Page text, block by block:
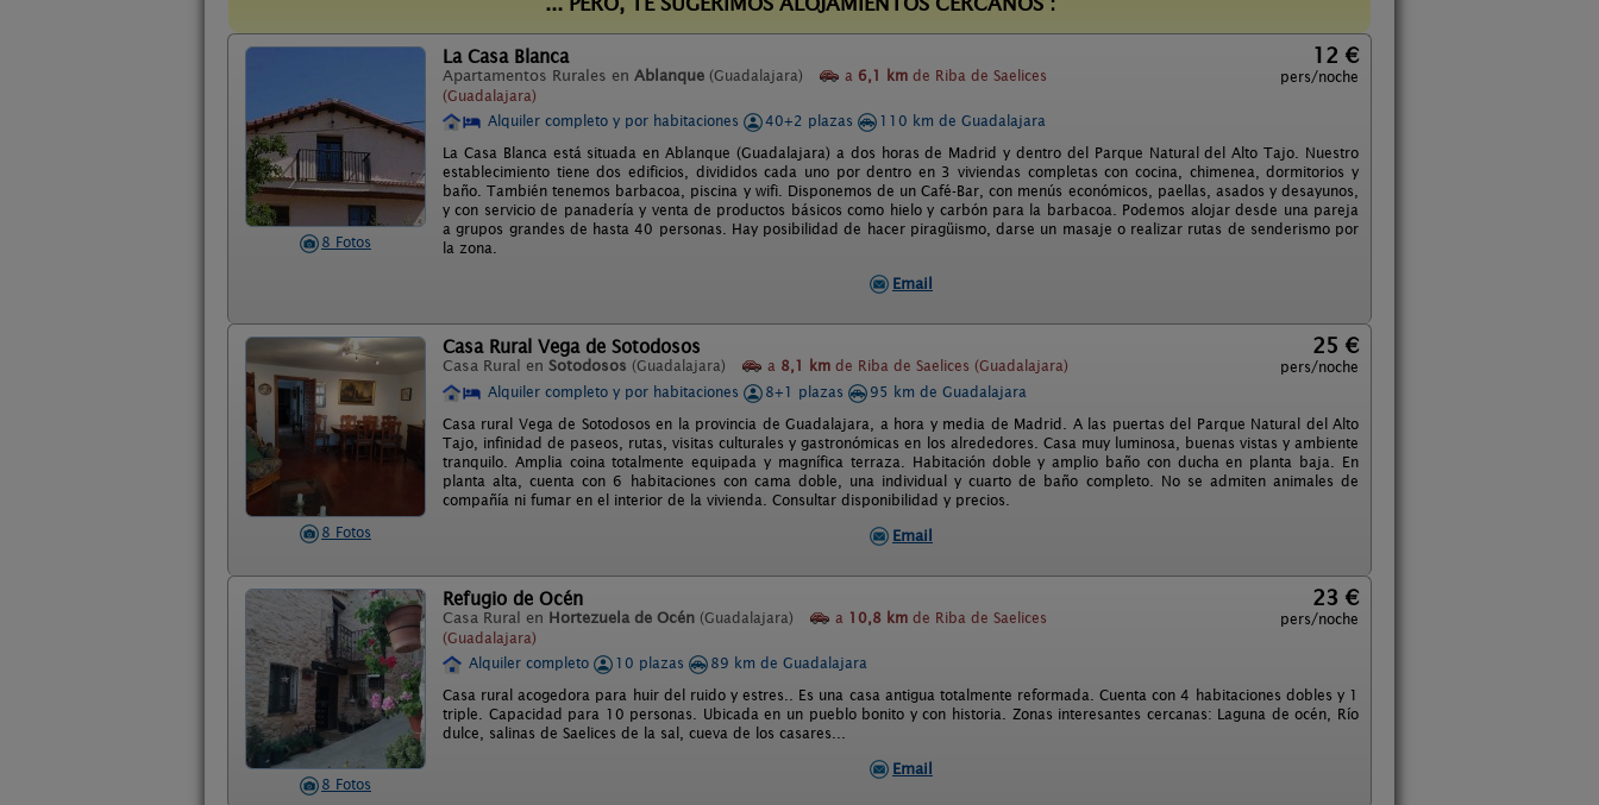
8 Fotos
La Casa Blanca
Apartamentos Rurales en Ablanque (Guadalajara) a 6,1 km de Riba de Saelices
(Guadalajara)
12 €
pers/noche
Alquiler completo y por habitaciones 40+2 plazas
110 km de Guadalajara
La Casa Blanca está situada en Ablanque (Guadalajara) a dos horas de Madrid y dentro del Parque Natural del Alto Tajo. Nuestro
establecimiento tiene dos edificios, divididos cada uno por dentro en 3 viviendas completas con cocina, chimenea, dormitorios y
baño. También tenemos barbacoa, piscina y wifi. Disponemos de un Café-Bar, con menús económicos, paellas, asados y desayunos,
y con servicio de panadería y venta de productos básicos como hielo y carbón para la barbacoa. Podemos alojar desde una pareja
a grupos grandes de hasta 40 personas. Hay posibilidad de hacer piragüismo, darse un masaje o realizar rutas de senderismo por
la zona.
Email
8 Fotos
Casa Rural Vega de Sotodosos
Casa Rural en Sotodosos (Guadalajara) a 8,1 km de Riba de Saelices (Guadalajara)
25 €
pers/noche
Alquiler completo y por habitaciones
8+1 plazas
95 km de Guadalajara
Casa rural Vega de Sotodosos en la provincia de Guadalajara, a hora y media de Madrid. A las puertas del Parque Natural del Alto
Tajo, infinidad de paseos, rutas, visitas culturales y gastronómicas en los alrededores. Casa muy luminosa, buenas vistas y ambiente
tranquilo. Amplia coina totalmente equipada y magnífica terraza. Habitación doble y amplio baño con ducha en planta baja. En
planta alta, cuenta con 6 habitaciones con cama doble, una individual y cuarto de baño completo. No se admiten animales de
compañía ni fumar en el interior de la vivienda. Consultar disponibilidad y precios.
Email
8 Fotos
Refugio de Océn
Casa Rural en Hortezuela de Océn (Guadalajara) a 10,8 km de Riba de Saelices
(Guadalajara)
23 €
pers/noche
Alquiler completo 10 plazas
89 km de Guadalajara
Casa rural acogedora para huir del ruido y estres.. Es una casa antigua totalmente reformada. Cuenta con 4 habitaciones dobles y 1
triple. Capacidad para 10 personas. Ubicada en un pueblo bonito y con historia. Zonas interesantes cercanas: Laguna de océn, Río
dulce, salinas de Saelices de la sal, cueva de los casares...
Email